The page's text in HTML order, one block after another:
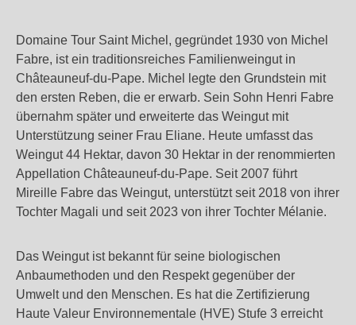
Domaine Tour Saint Michel, gegründet 1930 von Michel
Fabre, ist ein traditionsreiches Familienweingut in
Châteauneuf-du-Pape. Michel legte den Grundstein mit
den ersten Reben, die er erwarb. Sein Sohn Henri Fabre
übernahm später und erweiterte das Weingut mit
Unterstützung seiner Frau Eliane. Heute umfasst das
Weingut 44 Hektar, davon 30 Hektar in der renommierten
Appellation Châteauneuf-du-Pape. Seit 2007 führt
Mireille Fabre das Weingut, unterstützt seit 2018 von ihrer
Tochter Magali und seit 2023 von ihrer Tochter Mélanie.
Das Weingut ist bekannt für seine biologischen
Anbaumethoden und den Respekt gegenüber der
Umwelt und den Menschen. Es hat die Zertifizierung
Haute Valeur Environnementale (HVE) Stufe 3 erreicht